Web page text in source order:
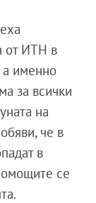
от ИТН в
а именно
за всички
на
че в
в
се